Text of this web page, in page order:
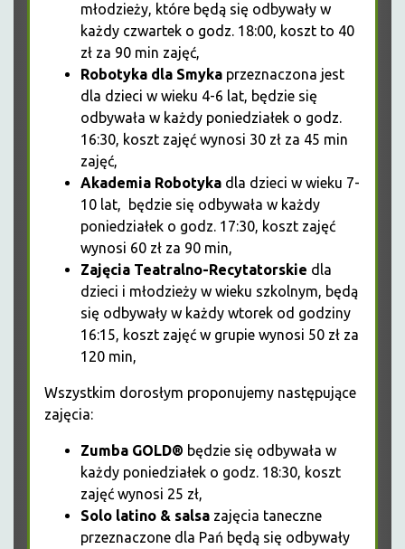
młodzieży, które będą się odbywały w
każdy czwartek o godz. 18:00, koszt to 40
zł za 90 min zajęć,
Robotyka dla Smyka przeznaczona jest
dla dzieci w wieku 4-6 lat, będzie się
odbywała w każdy poniedziałek o godz.
16:30, koszt zajęć wynosi 30 zł za 45 min
zajęć,
Akademia Robotyka dla dzieci w wieku 7-
10 lat, będzie się odbywała w każdy
poniedziałek o godz. 17:30, koszt zajęć
wynosi 60 zł za 90 min,
Zajęcia Teatralno-Recytatorskie dla
dzieci i młodzieży w wieku szkolnym, będą
się odbywały w każdy wtorek od godziny
16:15, koszt zajęć w grupie wynosi 50 zł za
120 min,
Wszystkim dorosłym proponujemy następujące
zajęcia:
Zumba GOLD® będzie się odbywała w
każdy poniedziałek o godz. 18:30, koszt
zajęć wynosi 25 zł,
Solo latino & salsa zajęcia taneczne
przeznaczone dla Pań będą się odbywały